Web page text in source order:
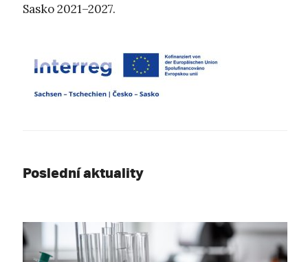
Sasko 2021–2027.
Poslední aktuality